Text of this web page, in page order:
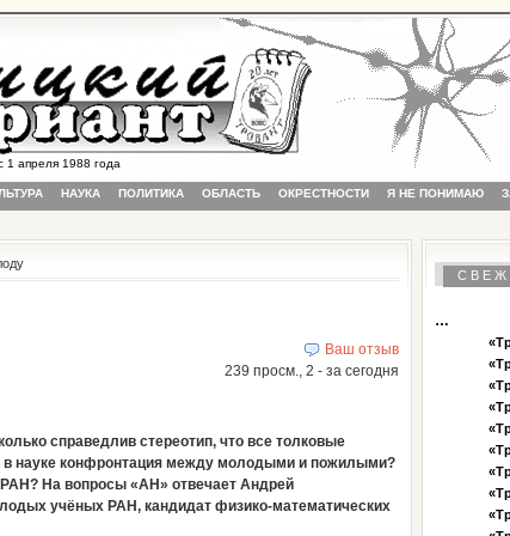
1988 года
НАУКА ПОЛИТИКА ОБЛАСТЬ ОКРЕСТНОСТИ Я НЕ ПОНИМАЮ
Ваш отзыв
239 просм., 2 - за сегодня
справедлив стереотип, что все толковые
науке конфронтация между молодыми и пожилыми?
На вопросы «АН» отвечает Андрей
учёных РАН, кандидат физико-математических
…